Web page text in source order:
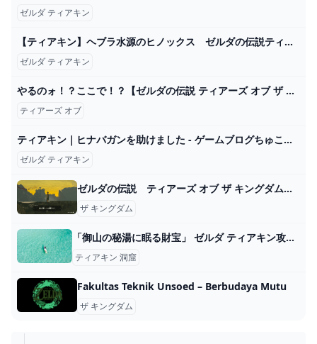
ゼルダ ティアキン
【ティアキン】ヘブラ水源のヒノックス ゼルダの伝説ティアーズ オブ ザ キングダム #ゼルダの伝説 #ティアキン #zelda #shorts - YouTube
ゼルダ ティアキン
やるのォ！？ここで！？【ゼルダの伝説 ティアーズ オブ ザ キングダム】＃５０ - YouTube
ティアーズ オブ
ティアキン｜ヒナバガンを助けました - ゲームブログちゅこっと陽だまる
ゼルダ ティアキン
ゼルダの伝説 ティアーズ オブ ザ キングダム 実況プレイPart21 - ニコニコ動画
ザ キングダム
「御山の秘湯に眠る財宝」 ゼルダ ティアキン攻略「ミニチャレンジ編」【ゼルダの伝説ティアーズオブザキングダム攻略】 GameGamingGames
ティアキン 洞窟
Fakultas Teknik Unsoed – Berbudaya Mutu
ザ キングダム